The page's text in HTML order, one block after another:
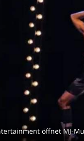
öffnet MJ-